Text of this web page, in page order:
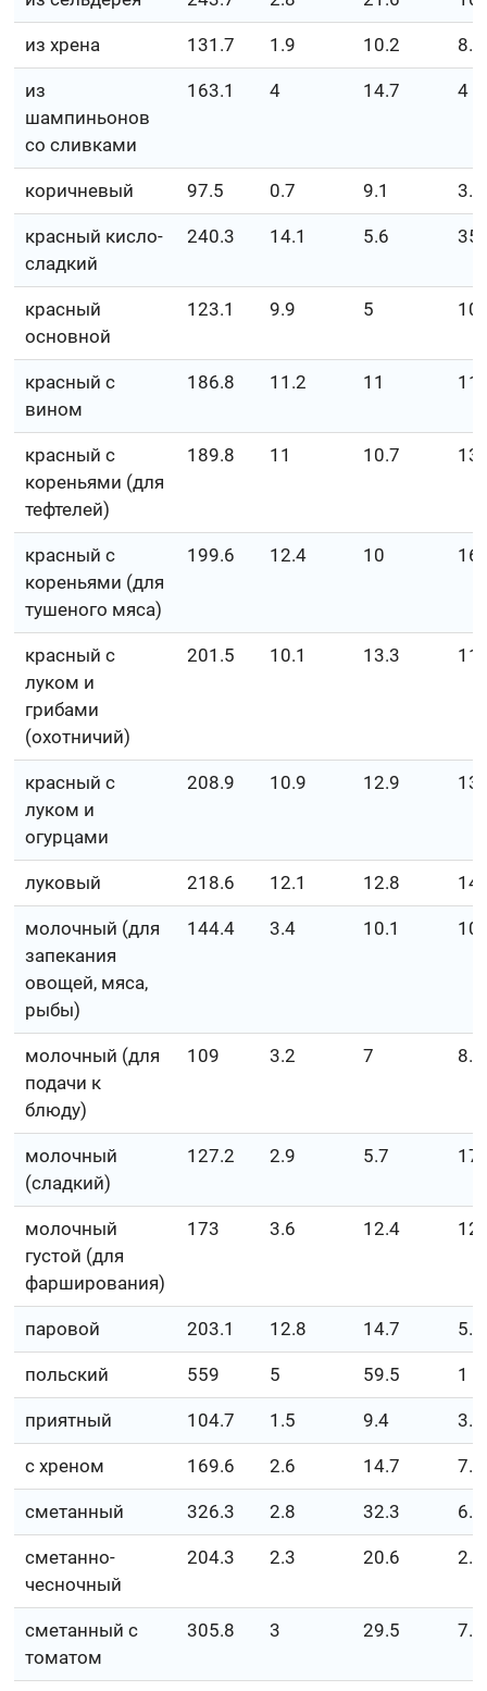
из хрена 131.7 1.9 10.2 8.5
из
шампиньонов
со сливками
163.1 4 14.7 4
коричневый 97.5 0.7 9.1 3.3
красный кисло-
сладкий
240.3 14.1 5.6
красный
основной
123.1 9.9 5
красный с
вином
186.8 11.2 11
красный с
кореньями (для
тефтелей)
189.8 11 10.7
красный с
кореньями (для
тушеного мяса)
199.6 12.4 10 16
красный с
луком и
грибами
(охотничий)
201.5 10.1 13.3
красный с
луком и
огурцами
208.9 10.9 12.9
луковый 218.6 12.1 12.8
молочный (для
запекания
овощей, мяса,
рыбы)
144.4 3.4 10.1
молочный (для
подачи к
блюду)
109 3.2 7 8.9
молочный
(сладкий)
127.2 2.9 5.7
молочный
густой (для
фарширования)
173 3.6 12.4
паровой 203.1 12.8 14.7 5.3
польский 559 5 59.5 1
приятный 104.7 1.5 9.4 3.9
с хреном 169.6 2.6 14.7 7.2
сметанный 326.3 2.8 32.3 6.5
сметанно-
чесночный
204.3 2.3 20.6 2.6
сметанный с
томатом
305.8 3 29.5 7.6